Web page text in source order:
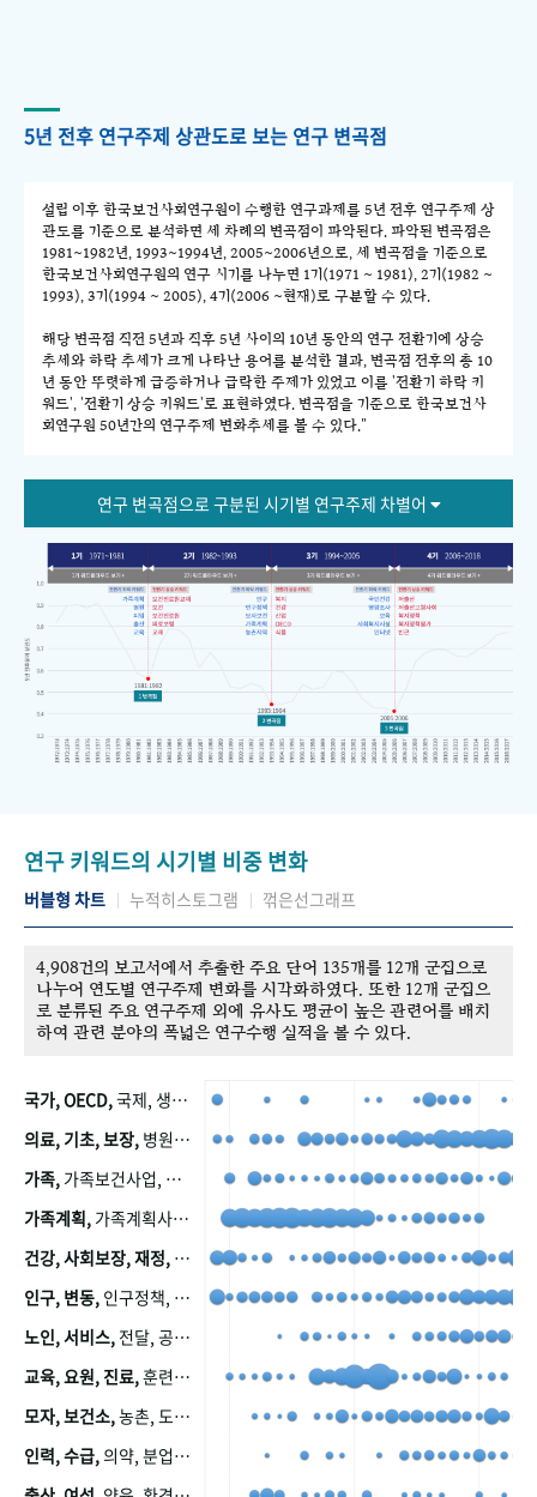
5년 전후 연구주제 상관도로 보는 연구 변곡점
설립 이후 한국보건사회연구원이 수행한 연구과제를 5년 전후 연구주제 상
관도를 기준으로 분석하면 세 차례의 변곡점이 파악된다. 파악된 변곡점은
1981~1982년, 1993~1994년, 2005~2006년으로, 세 변곡점을 기준으로
한국보건사회연구원의 연구 시기를 나누면 1기(1971 ~ 1981), 2기(1982 ~
1993), 3기(1994 ~ 2005), 4기(2006 ~현재)로 구분할 수 있다.
해당 변곡점 직전 5년과 직후 5년 사이의 10년 동안의 연구 전환기에 상승
추세와 하락 추세가 크게 나타난 용어를 분석한 결과, 변곡점 전후의 총 10
년 동안 뚜렷하게 급증하거나 급락한 주제가 있었고 이를 '전환기 하락 키
워드', '전환기 상승 키워드'로 표현하였다. 변곡점을 기준으로 한국보건사
회연구원 50년간의 연구주제 변화추세를 볼 수 있다."
연구 변곡점으로 구분된 시기별 연구주제 차별어
연구 키워드의 시기별 비중 변화
버블형 차트 누적히스토그램 꺾은선그래프
4,908건의 보고서에서 추출한 주요 단어 135개를 12개 군집으로
나누어 연도별 연구주제 변화를 시각화하였다. 또한 12개 군집으
로 분류된 주요 연구주제 외에 유사도 평균이 높은 관련어를 배치
하여 관련 분야의 폭넓은 연구수행 실적을 볼 수 있다.
국가, OECD,국제, 생산, 아시아, 태평양, 태평양지역, 참가
의료, 기초, 보장, 병원, 가정, 연금, 연계, 공적, 일본, 생활, 국민기초생활보장제도, 국민연금, 기금, 저소득층, 근로, 자활, 급여, 환자, 의료비, 모니터링, 한국복지패널, 소득, 지표, 빈곤, 노후, 장애인
가족, 가족보건사업, 산업, 친화, 전국, 출산력
가족계획, 가족계획사업, 가족계획사업평가, 한국가족계획사업, 피임, 보급, 부인, 자궁, 피임약
건강, 사회보장, 재정,
인구, 변동, 인구정책, 저출산, 고령사회, 고령화, 이동, 남북한, 지방자치단체, 컨설팅, 복지정책평가, 집, 사회개발
노인, 서비스, 전달, 공공, 보육, 수요, 공급, 사회서비스, 데이터, 보호, 요양, 아동, 예방, 청소년, 효율, 자원
교육, 요원, 진료,훈련, 보건요원, 마을, 마을건강사업, 보조원, 진료원, 보건진료원, 보건진료원교재
모자, 보건소,농촌, 도시, 금연, 농촌지역, 모자보건사업
인력, 수급,의약, 분업, 식품, 의약품, 의사, 안전